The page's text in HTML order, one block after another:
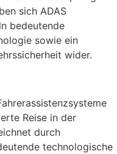
sich ADAS
bedeutende
sowie ein
wider.
Reise in der
durch
technologische